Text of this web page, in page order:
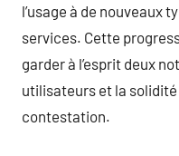
l’usage à de nouveaux
services. Cette
garder à l’esprit deux
utilisateurs et la solidité
contestation.